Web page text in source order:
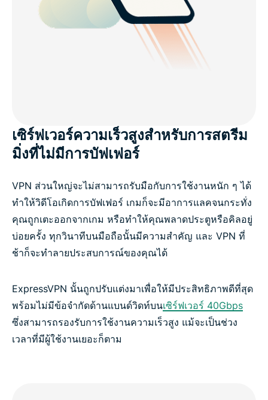
เซิร์ฟเวอร์ความเร็วสูงสำหรับการสตรีม
มิ่งที่ไม่มีการบัฟเฟอร์
VPN ส่วนใหญ่จะไม่สามารถรับมือกับการใช้งานหนัก ๆ ได้
ทำให้วิดีโอเกิดการบัฟเฟอร์ เกมก็จะมีอาการแลคจนกระทั่ง
คุณถูกเตะออกจากเกม หรือทำให้คุณพลาดประตูหรือคิลอยู่
บ่อยครั้ง ทุกวินาทีบนมือถือนั้นมีความสำคัญ และ VPN ที่
ช้าก็จะทำลายประสบการณ์ของคุณได้
ExpressVPN นั้นถูกปรับแต่งมาเพื่อให้มีประสิทธิภาพดีที่สุด
พร้อมไม่มีข้อจำกัดด้านแบนด์วิดท์บนเซิร์ฟเวอร์ 40Gbps
ซึ่งสามารถรองรับการใช้งานความเร็วสูง แม้จะเป็นช่วง
เวลาที่มีผู้ใช้งานเยอะก็ตาม